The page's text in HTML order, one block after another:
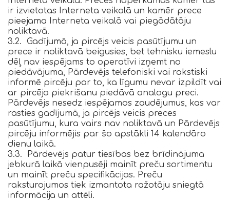
ir izvietotas Interneta veikalā un kamēr prece
pieejama Interneta veikalā vai piegādātāju
noliktavā.
3.2. Gadījumā, ja pircējs veicis pasūtījumu un
prece ir noliktavā beigusies, bet tehnisku iemeslu
dēļ nav iespējams to operatīvi izņemt no
piedāvājuma, Pārdevējs telefoniski vai rakstiski
informē pircēju par to, ka līgumu nevar izpildīt vai
ar pircēja piekrišanu piedāvā analogu preci.
Pārdevējs nesedz iespējamos zaudējumus, kas var
rasties gadījumā, ja pircējs veicis preces
pasūtījumu, kura vairs nav noliktavā un Pārdevējs
pircēju informējis par šo apstākli 14 kalendāro
dienu laikā.
3.3. Pārdevējs patur tiesības bez brīdinājuma
jebkurā laikā vienpusēji mainīt preču sortimentu
un mainīt preču specifikācijas. Preču
raksturojumos tiek izmantota ražotāju sniegtā
informācija un attēli.